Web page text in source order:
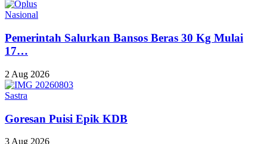
Nasional
Pemerintah Salurkan Bansos Beras 30 Kg Mulai
17…
2 Aug 2026
Sastra
Goresan Puisi Epik KDB
3 Aug 2026